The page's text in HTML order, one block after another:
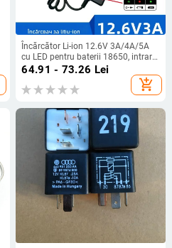
Încărcător Li-ion 12.6V 3A/4A/5A
cu LED pentru baterii 18650, intrare
AC 100-240V
64.91 - 73.26 Lei
add_shopping_cart